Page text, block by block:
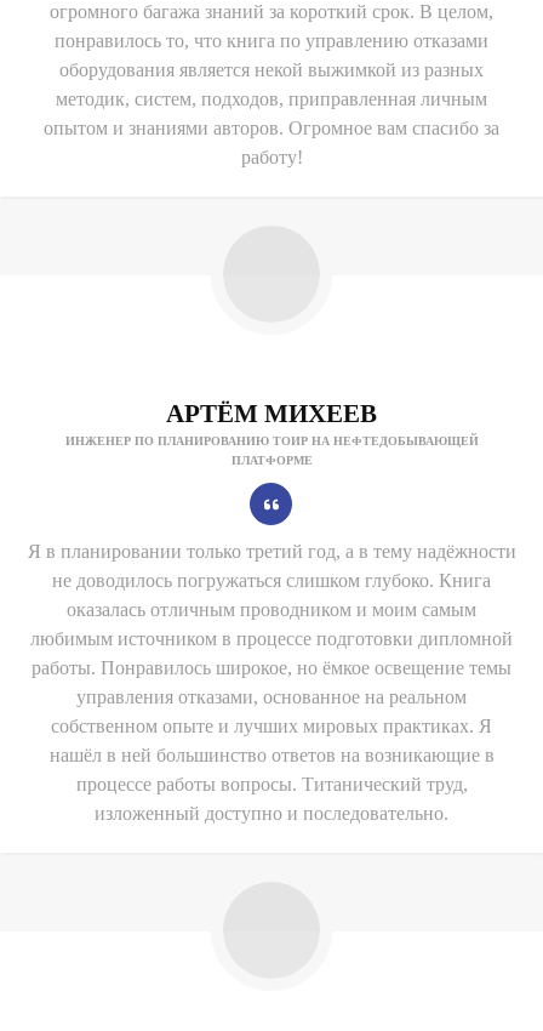
огромного багажа знаний за короткий срок. В целом,
понравилось то, что книга по управлению отказами
оборудования является некой выжимкой из разных
методик, систем, подходов, приправленная личным
опытом и знаниями авторов. Огромное вам спасибо за
работу!
АРТЁМ МИХЕЕВ
ИНЖЕНЕР ПО ПЛАНИРОВАНИЮ ТОИР НА НЕФТЕДОБЫВАЮЩЕЙ
ПЛАТФОРМЕ
Я в планировании только третий год, а в тему надёжности
не доводилось погружаться слишком глубоко. Книга
оказалась отличным проводником и моим самым
любимым источником в процессе подготовки дипломной
работы. Понравилось широкое, но ёмкое освещение темы
управления отказами, основанное на реальном
собственном опыте и лучших мировых практиках. Я
нашёл в ней большинство ответов на возникающие в
процессе работы вопросы. Титанический труд,
изложенный доступно и последовательно.